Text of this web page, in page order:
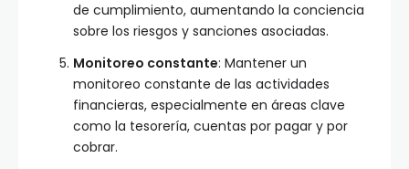
de cumplimiento, aumentando la conciencia
sobre los riesgos y sanciones asociadas.
Monitoreo constante: Mantener un
monitoreo constante de las actividades
financieras, especialmente en áreas clave
como la tesorería, cuentas por pagar y por
cobrar.